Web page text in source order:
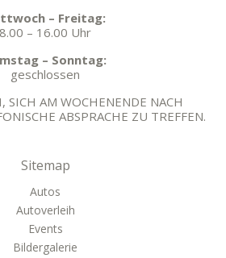
– Freitag:
8.00 – 16.00 Uhr
– Sonntag:
geschlossen
SICH AM WOCHENENDE NACH
ABSPRACHE ZU TREFFEN.
Sitemap
Autos
Autoverleih
Events
Bildergalerie